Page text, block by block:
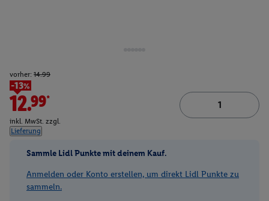
vorher: 14.99
-13%
12.99*
inkl. MwSt. zzgl.
Lieferung
Sammle Lidl Punkte mit deinem Kauf.
Anmelden oder Konto erstellen, um direkt Lidl Punkte zu
sammeln.